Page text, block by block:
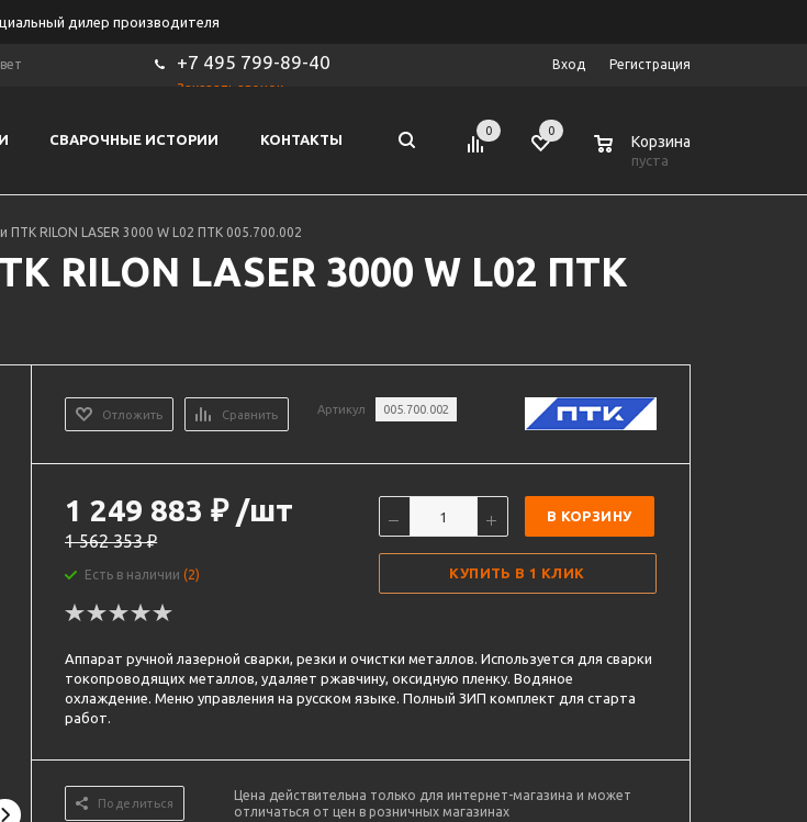
дилер производителя
+7 495 799-89-40
Заказать звонок
Вход Регистрация
СВАРОЧНЫЕ ИСТОРИИ КОНТАКТЫ
0 0
Корзина
пуста
ПТК RILON LASER 3000 W L02 ПТК 005.700.002
RILON LASER 3000 W L02 ПТК
Отложить Сравнить Артикул 005.700.002
1 249 883 ₽ /шт
1 562 353₽
Есть в наличии(2)
В КОРЗИНУ
КУПИТЬ В 1 КЛИК
Аппарат ручной лазерной сварки, резки и очистки металлов. Используется для сварки
токопроводящих металлов, удаляет ржавчину, оксидную пленку. Водяное
охлаждение. Меню управления на русском языке. Полный ЗИП комплект для старта
работ.
Поделиться
Цена действительна только для интернет-магазина и может
отличаться от цен в розничных магазинах